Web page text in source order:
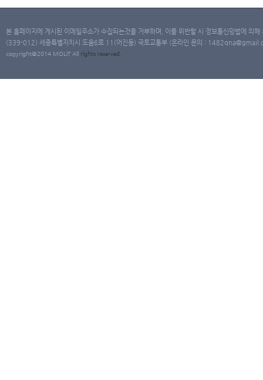
본 홈페이지에 게시된 이메일주소가 수집되는것을 거부하며, 이를 위반할 시 정보통신망법에 의
(339-012) 세종특별자치시 도움6로 11(어진동) 국토교통부 (온라인 문의 :
copyright@2014 MOLIT All rights reserved.